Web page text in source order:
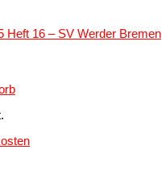
Heft 16 – SV Werder Bremen